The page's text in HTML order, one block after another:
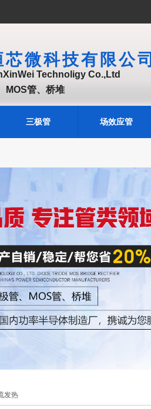
微科技有限公司
Technoligy Co.,Ltd
MOS管、桥堆
三极管 场效应管
发热